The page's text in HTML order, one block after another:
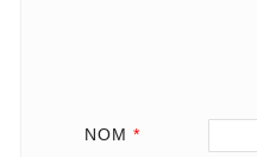
NOM *